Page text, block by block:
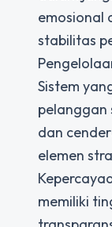
emosional
stabilitas
Sistem
pelanggan
dan
elemen
memiliki